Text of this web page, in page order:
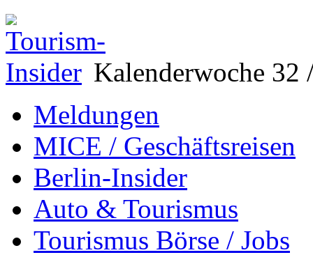
Kalenderwoche 32
Meldungen
MICE / Geschäftsreisen
Berlin-Insider
Auto & Tourismus
Tourismus Börse / Jobs